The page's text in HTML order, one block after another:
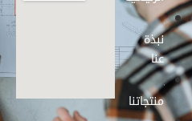
نبذة
عنا
منتجاتنا